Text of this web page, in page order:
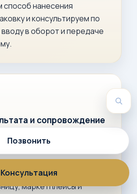
способ нанесения
и консультируем по
вводу в оборот и передаче
и сопровождение
схему работы с
и инструкции
средств для
маркетплейсы и
Позвонить
Консультация